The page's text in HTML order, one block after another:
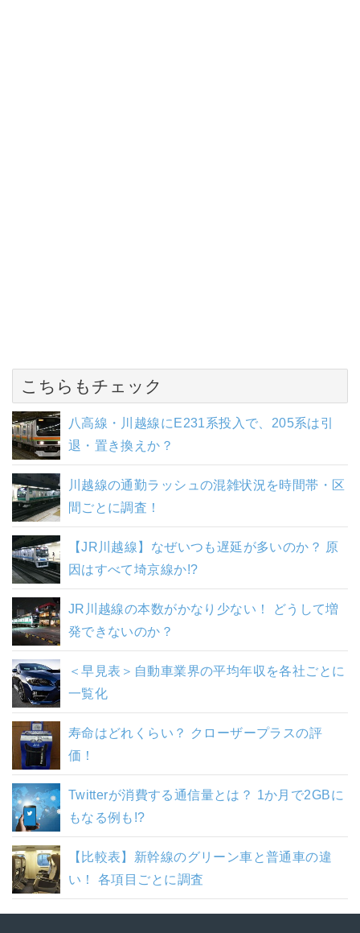
こちらもチェック
八高線・川越線にE231系投入で、205系は引
退・置き換えか？
川越線の通勤ラッシュの混雑状況を時間帯・区
間ごとに調査！
【JR川越線】なぜいつも遅延が多いのか？ 原
因はすべて埼京線か!?
JR川越線の本数がかなり少ない！ どうして増
発できないのか？
＜早見表＞自動車業界の平均年収を各社ごとに
一覧化
寿命はどれくらい？ クローザープラスの評
価！
Twitterが消費する通信量とは？ 1か月で2GBに
もなる例も!?
【比較表】新幹線のグリーン車と普通車の違
い！ 各項目ごとに調査